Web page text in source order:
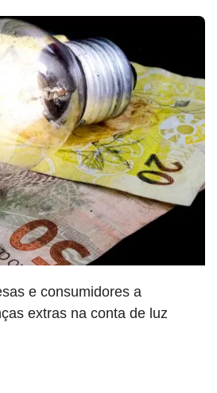
e consumidores a
extras na conta de luz